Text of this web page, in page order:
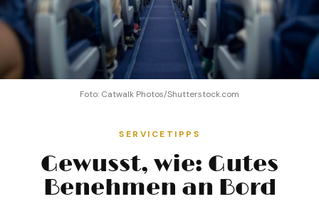
Foto: Catwalk Photos/Shutterstock.com
SERVICETIPPS
Gewusst, wie: Gutes
Benehmen an Bord